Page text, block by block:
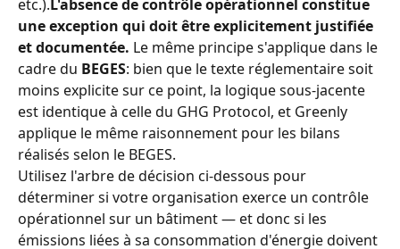
etc.).L'absence de contrôle opérationnel constitue
une exception qui doit être explicitement justifiée
et documentée. Le même principe s'applique dans le
cadre du BEGES: bien que le texte réglementaire soit
moins explicite sur ce point, la logique sous-jacente
est identique à celle du GHG Protocol, et Greenly
applique le même raisonnement pour les bilans
réalisés selon le BEGES.
Utilisez l'arbre de décision ci-dessous pour
déterminer si votre organisation exerce un contrôle
opérationnel sur un bâtiment — et donc si les
émissions liées à sa consommation d'énergie doivent